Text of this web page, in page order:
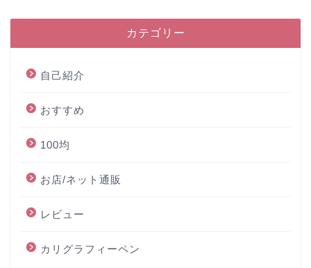
カテゴリー
自己紹介
おすすめ
100均
お店/ネット通販
レビュー
カリグラフィーペン